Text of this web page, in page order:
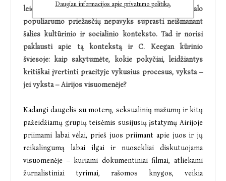
leidote suprasti, kad fundamentalių knygos, o ir serialo
populiarumo priežasčių nepavyks suprasti neišmanant
šalies kultūrinio ir socialinio konteksto. Tad ir norisi
paklausti apie tą kontekstą ir C. Keegan kūrinio
šviesoje: kaip sakytumėte, kokie pokyčiai, leidžiantys
kritiškai įvertinti praeityje vykusius procesus, vyksta –
jei vyksta – Airijos visuomenėje?
Kadangi daugelis su moterų, seksualinių mažumų ir kitų
pažeidžiamų grupių teisėmis susijusių įstatymų Airijoje
priimami labai vėlai, prieš juos priimant apie juos ir jų
reikalingumą labai ilgai ir nuosekliai diskutuojama
visuomenėje – kuriami dokumentiniai filmai, atliekami
žurnalistiniai tyrimai, rašomos knygos, veikia
Daugiau informacijos apie privatumo politiką.